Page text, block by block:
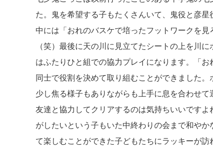
た。鬼を希望する子もたくさんいて、鬼役と彦
中には「おれのバスケで培ったフットワークを
（笑）最後に天の川に見立てたシートの上を川
はふたりひと組での協力プレイになります。「
同士で役割を決めて取り組むことができました
少し焦る様子もありながらも上手に息を合わせて
友達と協力してクリアするのは気持ちいいです
がしたいという子もいた中終わりの会まで和や
て楽しむことができた子どもたちにラッキーが